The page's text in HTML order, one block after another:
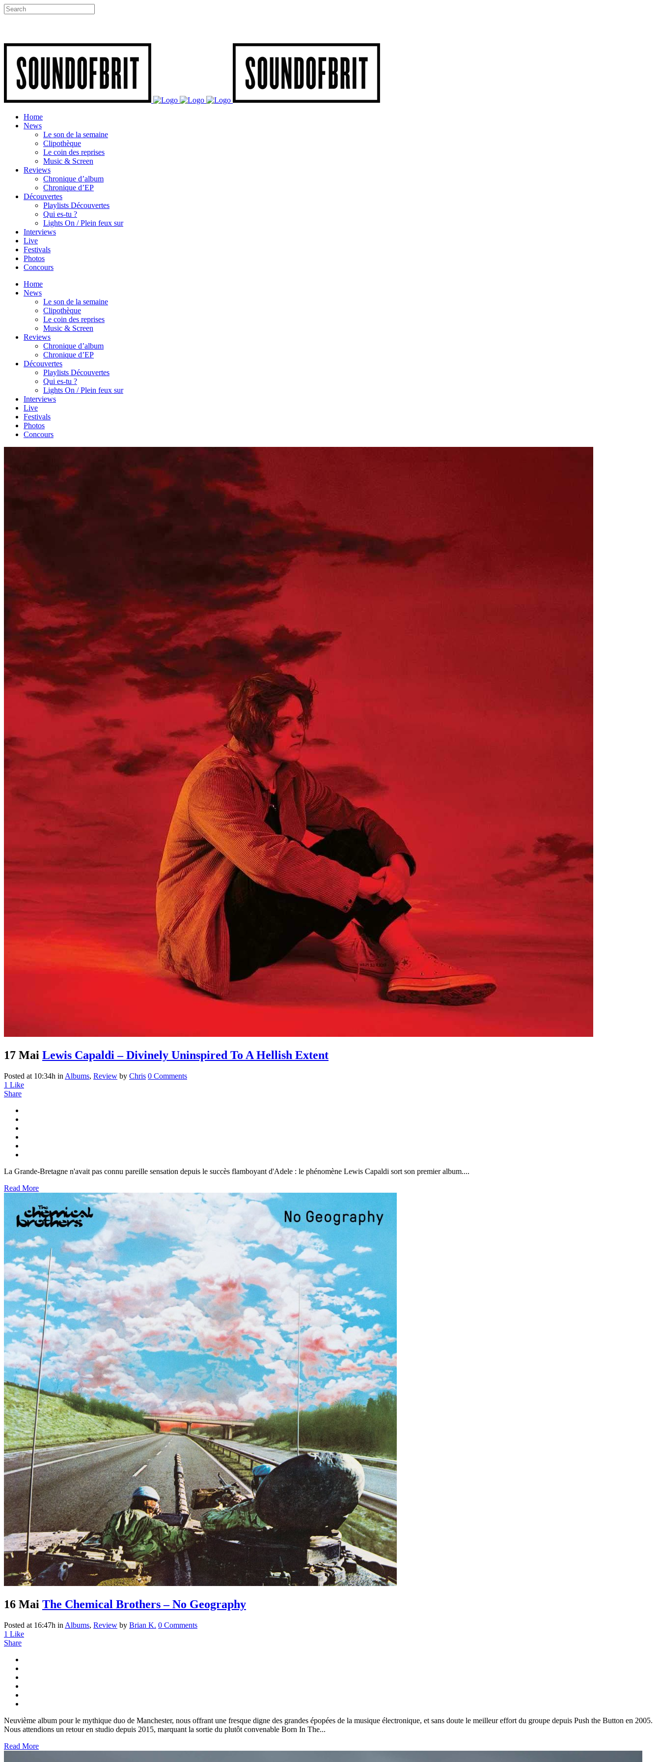
Home
News
Le son de la semaine
Clipothèque
Le coin des reprises
Music & Screen
Reviews
Chronique d’album
Chronique d’EP
Découvertes
Playlists Découvertes
Qui es-tu ?
Lights On / Plein feux sur
Interviews
Live
Festivals
Photos
Concours
Home
News
Le son de la semaine
Clipothèque
Le coin des reprises
Music & Screen
Reviews
Chronique d’album
Chronique d’EP
Découvertes
Playlists Découvertes
Qui es-tu ?
Lights On / Plein feux sur
Interviews
Live
Festivals
Photos
Concours
17 Mai Lewis Capaldi – Divinely Uninspired To A Hellish Extent
Posted at 10:34h in Albums, Review by Chris 0 Comments
1 Like
Share
La Grande-Bretagne n'avait pas connu pareille sensation depuis le succès flamboyant d'Adele : le phénomène Lewis Capaldi sort son premier album....
Read More
16 Mai The Chemical Brothers – No Geography
Posted at 16:47h in Albums, Review by Brian K. 0 Comments
1 Like
Share
Neuvième album pour le mythique duo de Manchester, nous offrant une fresque digne des grandes épopées de la musique électronique, et sans doute le meilleur effort du groupe depuis Push the Button en 2005.
Nous attendions un retour en studio depuis 2015, marquant la sortie du plutôt convenable Born In The...
Read More